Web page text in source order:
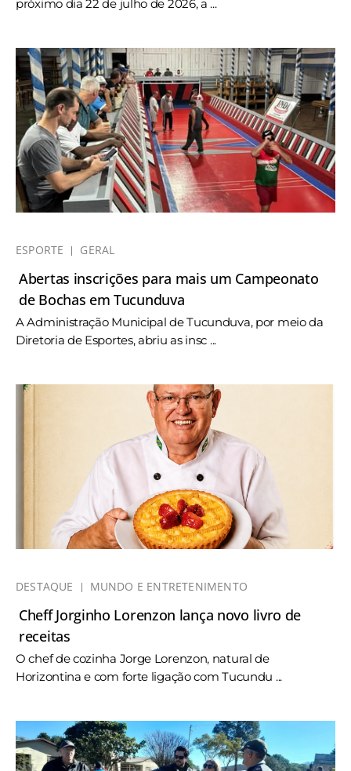
próximo dia 22 de julho de 2026, a ...
ESPORTE GERAL
Abertas inscrições para mais um Campeonato
de Bochas em Tucunduva
A Administração Municipal de Tucunduva, por meio da
Diretoria de Esportes, abriu as insc ...
DESTAQUE MUNDO E ENTRETENIMENTO
Cheff Jorginho Lorenzon lança novo livro de
receitas
O chef de cozinha Jorge Lorenzon, natural de
Horizontina e com forte ligação com Tucundu ...